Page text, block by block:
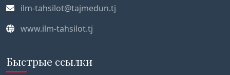
ilm-tahsilot@tajmedun.tj
www.ilm-tahsilot.tj
Быстрые ссылки